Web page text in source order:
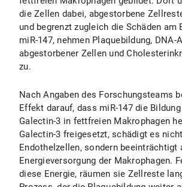
die Zellen dabei, abgestorbene
und begrenzt zugleich die Schäden am
miR-147, nehmen Plaquebildung, DNA-
abgestorbener Zellen und
zu.
Nach Angaben des Forschungsteams
Effekt darauf, dass miR-147 die
Galectin-3 in fettfreien Makrophagen
Galectin-3 freigesetzt, schädigt es
Endothelzellen, sondern beeinträchtigt
Energieversorgung der Makrophagen.
diese Energie, räumen sie Zellreste